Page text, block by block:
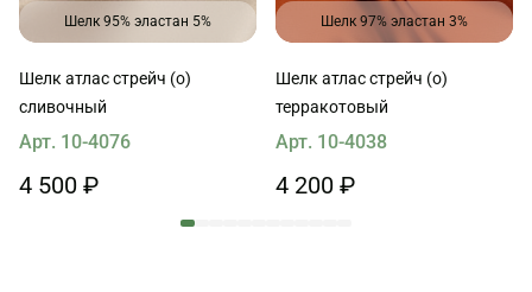
Шелк 95% эластан 5%
Шелк атлас стрейч (о)
сливочный
Арт. 10-4076
4 500 ₽
Шелк 97% эластан 3%
Шелк атлас стрейч (о)
терракотовый
Арт. 10-4038
4 200 ₽